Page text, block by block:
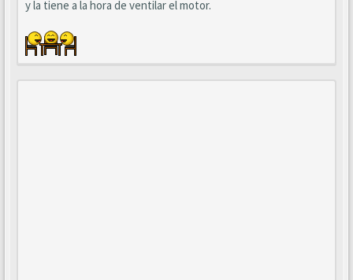
y la tiene a la hora de ventilar el motor.